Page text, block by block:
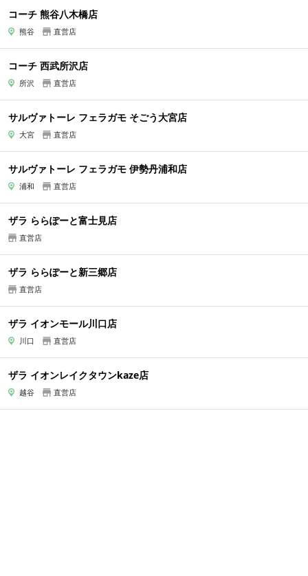
コーチ 熊谷八木橋店
熊谷 直営店
コーチ 西武所沢店
所沢 直営店
サルヴァトーレ フェラガモ そごう大宮店
大宮 直営店
サルヴァトーレ フェラガモ 伊勢丹浦和店
浦和 直営店
ザラ ららぽーと富士見店
直営店
ザラ ららぽーと新三郷店
直営店
ザラ イオンモール川口店
川口 直営店
ザラ イオンレイクタウンkaze店
越谷 直営店